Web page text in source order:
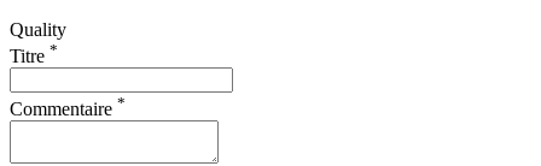
Quality
Titre *
Commentaire *